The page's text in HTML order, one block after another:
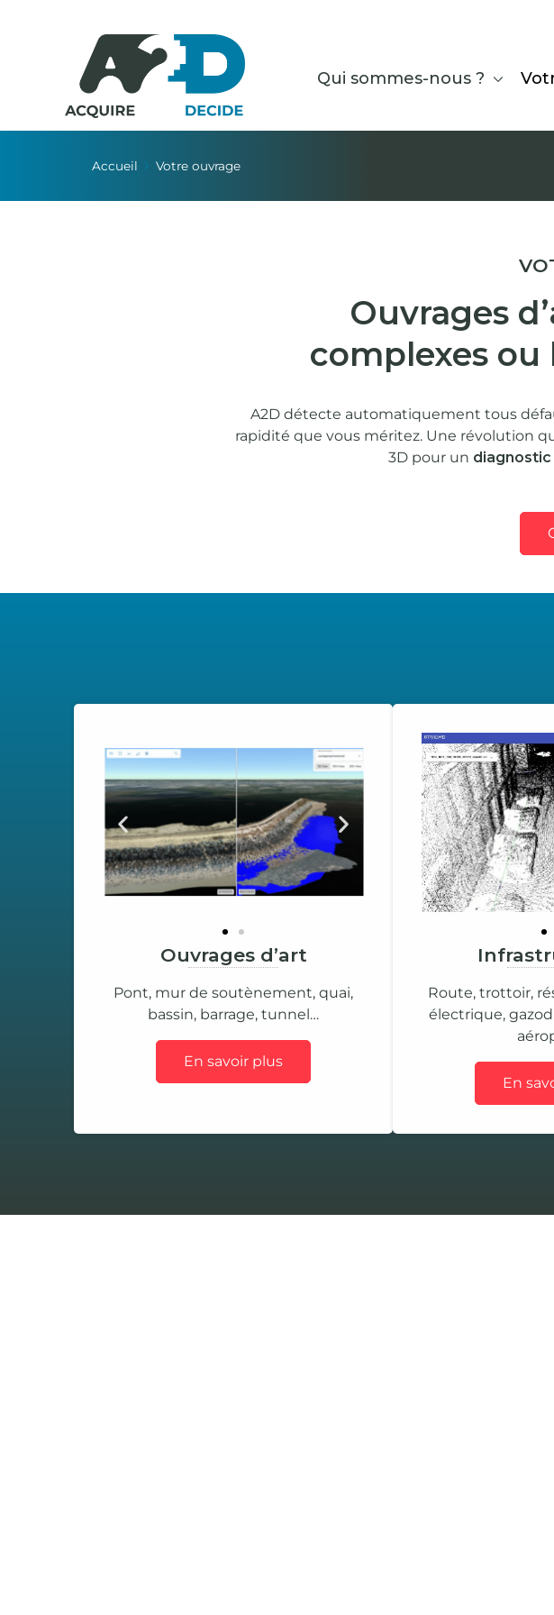
Qui sommes-nous ?
Accueil Votre ouvrage
Ouvrages
complexes
A2D détecte automatiquement tous
rapidité que vous méritez. Une révolution
3D pour un
Ouvrages d’art
Pont, mur de soutènement, quai,
bassin, barrage, tunnel…
En savoir plus
Route, trottoir,
électrique,
En